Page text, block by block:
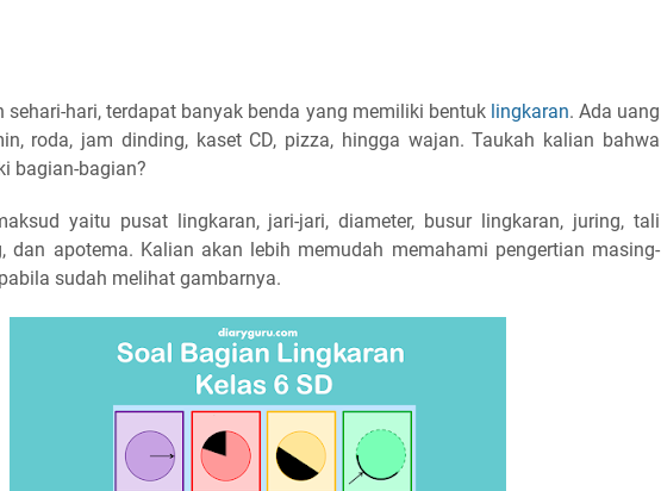
sehari-hari, terdapat banyak benda yang memiliki bentuk lingkaran. Ada uang
roda, jam dinding, kaset CD, pizza, hingga wajan. Taukah kalian bahwa
bagian-bagian?
yaitu pusat lingkaran, jari-jari, diameter, busur lingkaran, juring, tali
dan apotema. Kalian akan lebih memudah memahami pengertian masing-
sudah melihat gambarnya.